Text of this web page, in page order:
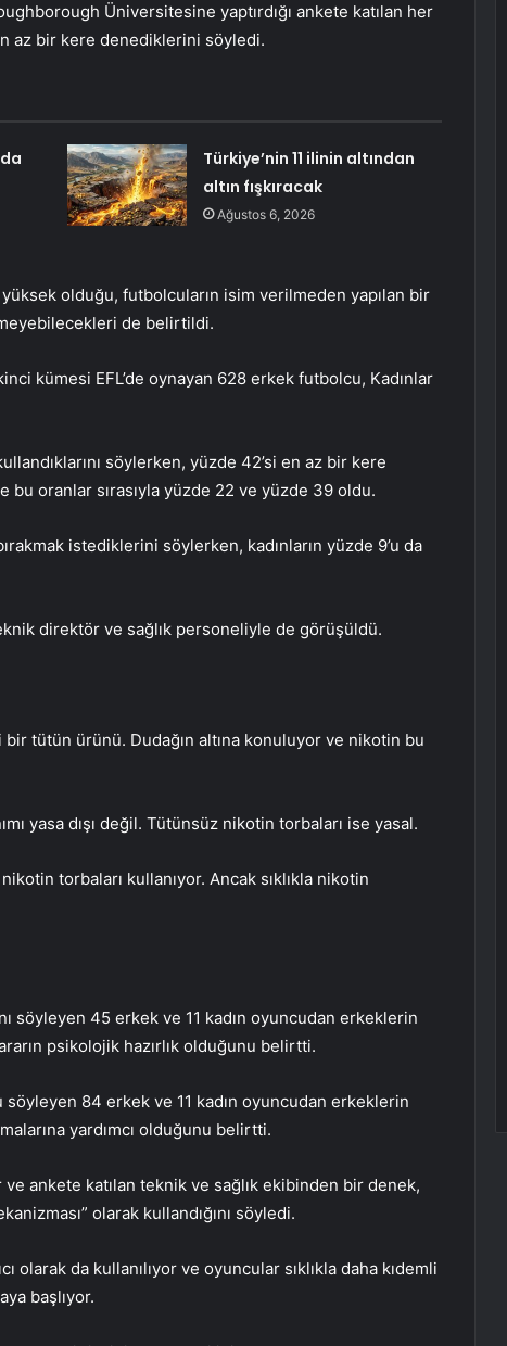
Üniversitesine yaptırdığı ankete katılan her
az bir kere denediklerini söyledi.
Türkiye’nin 11 ilinin altından
altın fışkıracak
Ağustos 6, 2026
yüksek olduğu, futbolcuların isim verilmeden yapılan bir
de belirtildi.
kümesi EFL’de oynayan 628 erkek futbolcu, Kadınlar
söylerken, yüzde 42’si en az bir kere
oranlar sırasıyla yüzde 22 ve yüzde 39 oldu.
istediklerini söylerken, kadınların yüzde 9’u da
direktör ve sağlık personeliyle de görüşüldü.
tütün ürünü. Dudağın altına konuluyor ve nikotin bu
yasa dışı değil. Tütünsüz nikotin torbaları ise yasal.
torbaları kullanıyor. Ancak sıklıkla nikotin
söyleyen 45 erkek ve 11 kadın oyuncudan erkeklerin
psikolojik hazırlık olduğunu belirtti.
84 erkek ve 11 kadın oyuncudan erkeklerin
yardımcı olduğunu belirtti.
ve ankete katılan teknik ve sağlık ekibinden bir denek,
olarak kullandığını söyledi.
olarak da kullanılıyor ve oyuncular sıklıkla daha kıdemli
başlıyor.